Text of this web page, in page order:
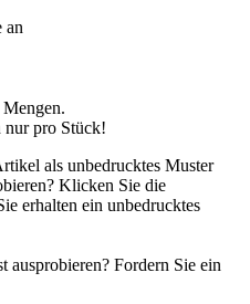
an
nurpro Stück!
als unbedrucktes Muster
Klicken Sie die
erhalten ein unbedrucktes
ausprobieren? Fordern Sie ein